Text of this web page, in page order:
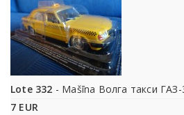
Lote 332 - Mašīna Волга такси
7 EUR